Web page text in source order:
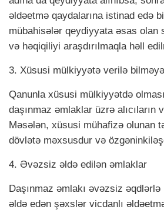
əldəetmə qaydalarına istinad edə
mübahisələr qeydiyyata əsas olan
və həqiqiliyi araşdırılmaqla həll
3. Xüsusi mülkiyyətə verilə
Qanunla xüsusi mülkiyyətdə
daşınmaz əmlaklar üzrə alıcıların
Məsələn, xüsusi mühafizə olunan
dövlətə məxsusdur və
4. Əvəzsiz əldə edilən əmlaklar
Daşınmaz əmlakı əvəzsiz
əldə edən şəxslər vicdanlı